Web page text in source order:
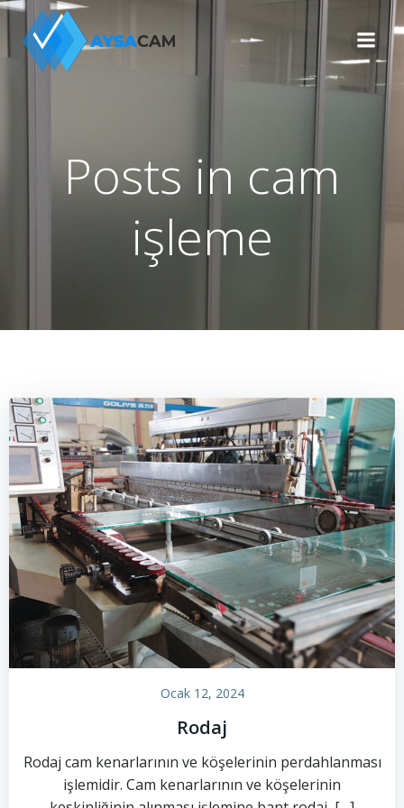
Posts in cam
işleme
Ocak 12, 2024
Rodaj
Rodaj cam kenarlarının ve köşelerinin perdahlanması
işlemidir. Cam kenarlarının ve köşelerinin